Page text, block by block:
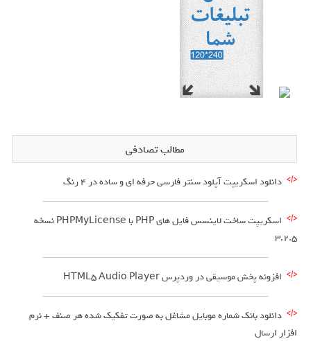
مطالب تصادفی
دانلود اسکریپت آپلود سنتر فارسی حرفه ای و ساده در 4 رنگ
اسکریپت ساخت لاینسس فایل های PHP با PHPMyLicense نسخه
3.2.5
افزونه پخش موسیقی در وردپرس HTML5 Audio Player
دانلود بانک شماره موبایل مشاغل به صورت تفکیک شده هر صنف + نرم
افزار ارسال